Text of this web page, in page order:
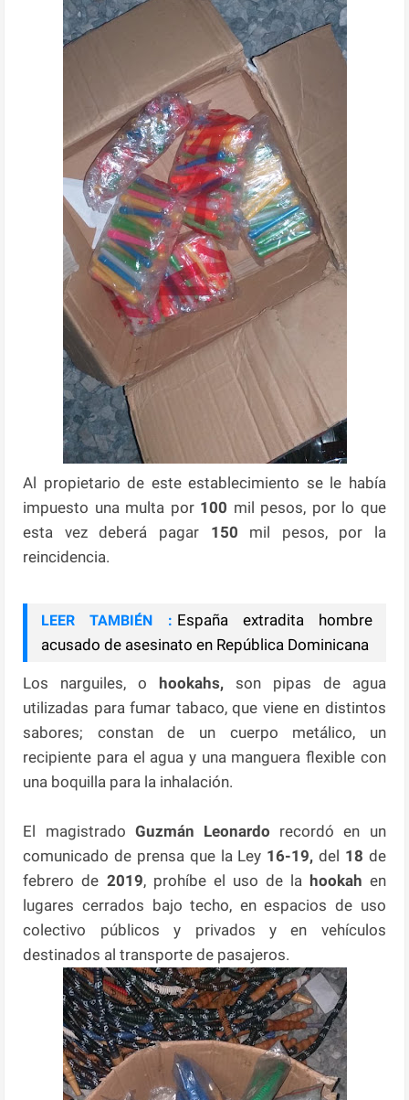
Al propietario de este establecimiento se le había
impuesto una multa por100 mil pesos, por lo que
esta vez deberá pagar 150 mil pesos, por la
reincidencia.
LEER TAMBIÉN : España extradita hombre
acusado de asesinato en República Dominicana
Los narguiles, ohookahs, son pipas de agua
utilizadas para fumar tabaco, que viene en distintos
sabores; constan de un cuerpo metálico, un
recipiente para el agua y una manguera flexible con
una boquilla para la inhalación.
El magistrado Guzmán Leonardo recordó en un
comunicado de prensa que la Ley 16-19, del 18 de
febrero de 2019, prohíbe el uso de la hookah en
lugares cerrados bajo techo, en espacios de uso
colectivo públicos y privados y en vehículos
destinados al transporte de pasajeros.